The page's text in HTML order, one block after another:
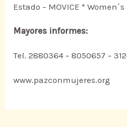
Estado – MOVICE *
Mayores informes:
Tel. 2880364 – 8050657 –
www.pazconmujeres.org